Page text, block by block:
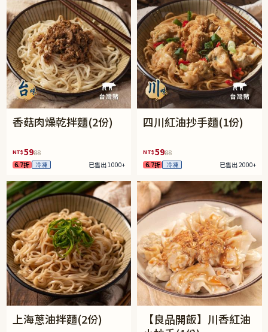
香菇肉燥乾拌麵(2份)
NT$5988
6.7折 冷凍 已售出 1000+
四川紅油抄手麵(1份)
NT$5988
6.7折 冷凍 已售出 2000+
上海蔥油拌麵(2份)
【良品開飯】川香紅油